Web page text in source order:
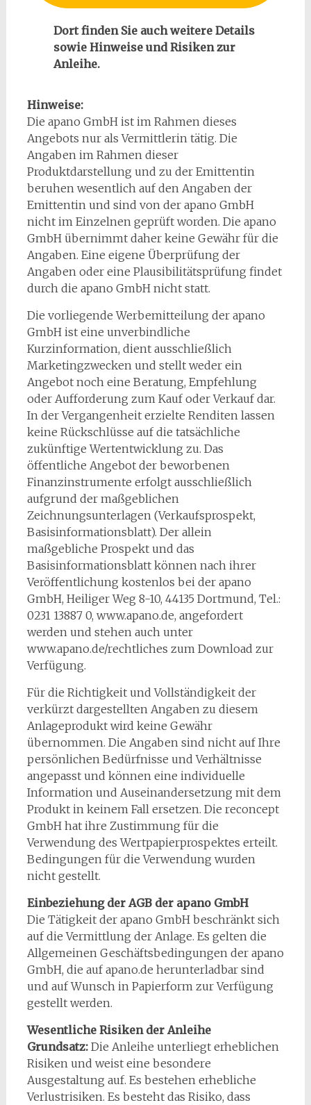
Dort finden Sie auch weitere Details
sowie Hinweise und Risiken zur
Anleihe.
Hinweise:
Die apano GmbH ist im Rahmen dieses
Angebots nur als Vermittlerin tätig. Die
Angaben im Rahmen dieser
Produktdarstellung und zu der Emittentin
beruhen wesentlich auf den Angaben der
Emittentin und sind von der apano GmbH
nicht im Einzelnen geprüft worden. Die apano
GmbH übernimmt daher keine Gewähr für die
Angaben. Eine eigene Überprüfung der
Angaben oder eine Plausibilitätsprüfung findet
durch die apano GmbH nicht statt.
Die vorliegende Werbemitteilung der apano
GmbH ist eine unverbindliche
Kurzinformation, dient ausschließlich
Marketingzwecken und stellt weder ein
Angebot noch eine Beratung, Empfehlung
oder Aufforderung zum Kauf oder Verkauf dar.
In der Vergangenheit erzielte Renditen lassen
keine Rückschlüsse auf die tatsächliche
zukünftige Wertentwicklung zu. Das
öffentliche Angebot der beworbenen
Finanzinstrumente erfolgt ausschließlich
aufgrund der maßgeblichen
Zeichnungsunterlagen (Verkaufsprospekt,
Basisinformationsblatt). Der allein
maßgebliche Prospekt und das
Basisinformationsblatt können nach ihrer
Veröffentlichung kostenlos bei der apano
GmbH, Heiliger Weg 8-10, 44135 Dortmund, Tel.:
0231 13887 0, www.apano.de, angefordert
werden und stehen auch unter
www.apano.de/rechtliches zum Download zur
Verfügung.
Für die Richtigkeit und Vollständigkeit der
verkürzt dargestellten Angaben zu diesem
Anlageprodukt wird keine Gewähr
übernommen. Die Angaben sind nicht auf Ihre
persönlichen Bedürfnisse und Verhältnisse
angepasst und können eine individuelle
Information und Auseinandersetzung mit dem
Produkt in keinem Fall ersetzen. Die reconcept
GmbH hat ihre Zustimmung für die
Verwendung des Wertpapierprospektes erteilt.
Bedingungen für die Verwendung wurden
nicht gestellt.
Einbeziehung der AGB der apano GmbH
Die Tätigkeit der apano GmbH beschränkt sich
auf die Vermittlung der Anlage. Es gelten die
Allgemeinen Geschäftsbedingungen der apano
GmbH, die auf apano.de herunterladbar sind
und auf Wunsch in Papierform zur Verfügung
gestellt werden.
Wesentliche Risiken der Anleihe
Grundsatz: Die Anleihe unterliegt erheblichen
Risiken und weist eine besondere
Ausgestaltung auf. Es bestehen erhebliche
Verlustrisiken. Es besteht das Risiko, dass